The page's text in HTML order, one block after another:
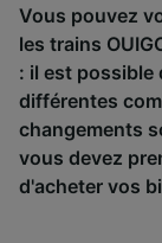
Vous pouvez
les trains
: il est possible
différentes
changements
vous devez
d'acheter vos